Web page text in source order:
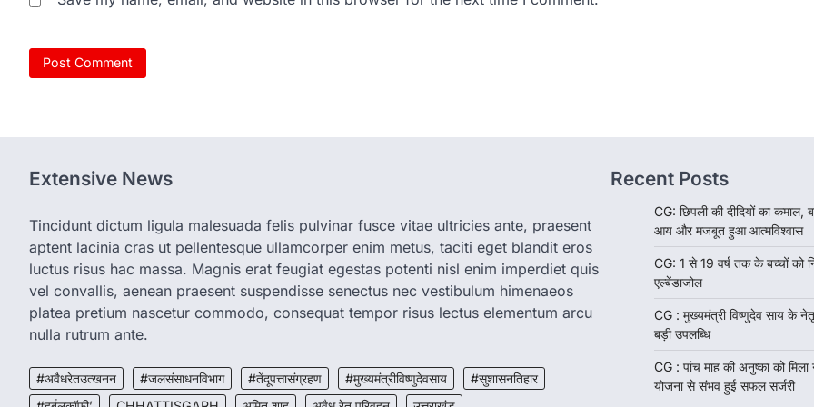
Extensive News
Tincidunt dictum ligula malesuada felis pulvinar fusce vitae ultricies ante, praesent
aptent lacinia cras ut pellentesque ullamcorper enim metus, taciti eget blandit eros
luctus risus hac massa. Magnis erat feugiat egestas potenti nisl enim imperdiet quis
vel convallis, aenean praesent suspendisse senectus nec vestibulum himenaeos
platea pretium nascetur commodo, consequat tempor risus lectus elementum arcu
nulla rutrum ante.
#अवैधरेतउत्खनन #जलसंसाधनविभाग #तेंदूपत्तासंग्रहण #मुख्यमंत्रीविष्णुदेवसाय
#सुशासनतिहार
Recent Posts
CG: छिपली की दीदियों का कमाल,
आय और मजबूत हुआ आत्मविश्वास
CG: 1 से 19 वर्ष तक के बच्चों को
एल्बेंडाजोल
CG : मुख्यमंत्री विष्णुदेव साय के
बड़ी उपलब्धि
CG : पांच माह की अनुष्का को मिला
योजना से संभव हुई सफल सर्जरी